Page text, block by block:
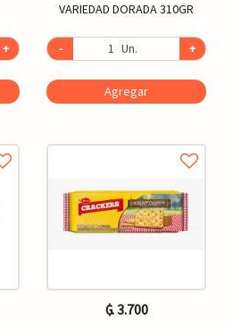
+
VARIEDAD DORADA 310GR
- Un. +
Agregar
₲. 3.700